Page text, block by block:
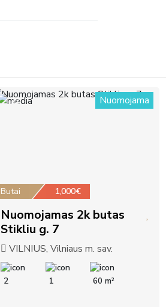
22 Nuomojama
Butai 1,000€
Nuomojamas 2k butas
Stikliu g. 7
VILNIUS, Vilniaus m. sav.
2 1 60 m²